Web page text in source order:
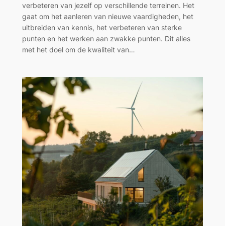
verbeteren van jezelf op verschillende terreinen. Het
gaat om het aanleren van nieuwe vaardigheden, het
uitbreiden van kennis, het verbeteren van sterke
punten en het werken aan zwakke punten. Dit alles
met het doel om de kwaliteit van…